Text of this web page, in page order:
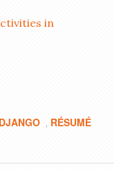
in
, RÉSUMÉ